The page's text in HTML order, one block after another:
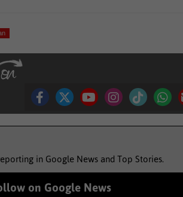
in Google News and Top Stories.
on Google News